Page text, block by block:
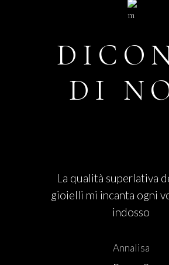
DI
La qualità superlativa
gioielli mi incanta ogni
indosso
Annalisa